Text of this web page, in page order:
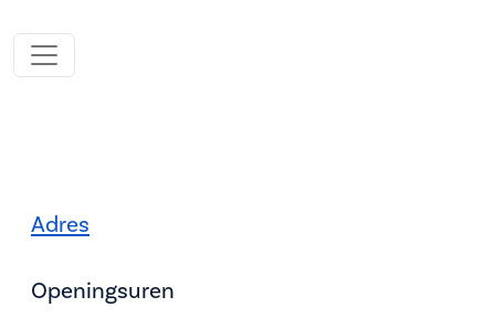
Adres
Openingsuren